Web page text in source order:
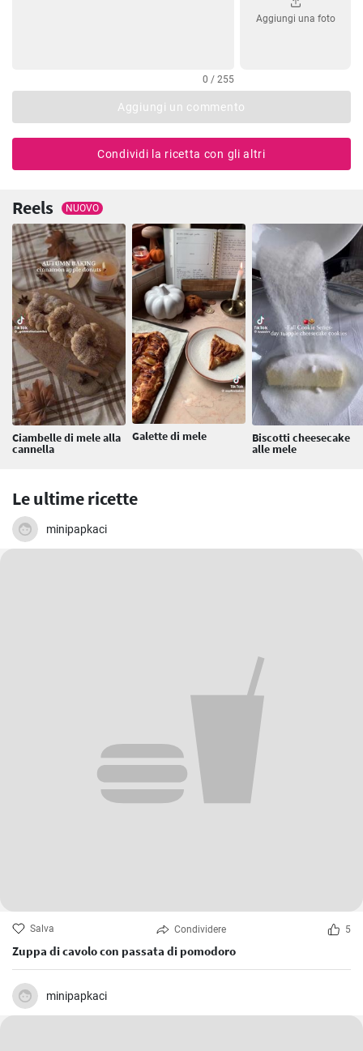
0 / 255
Aggiungi una foto
Aggiungi un commento
Condividi la ricetta con gli altri
Reels NUOVO
Ciambelle di mele alla
cannella
Galette di mele Biscotti cheesecake
alle mele
Le ultime ricette
minipapkaci
Salva Condividere 5
Zuppa di cavolo con passata di pomodoro
minipapkaci